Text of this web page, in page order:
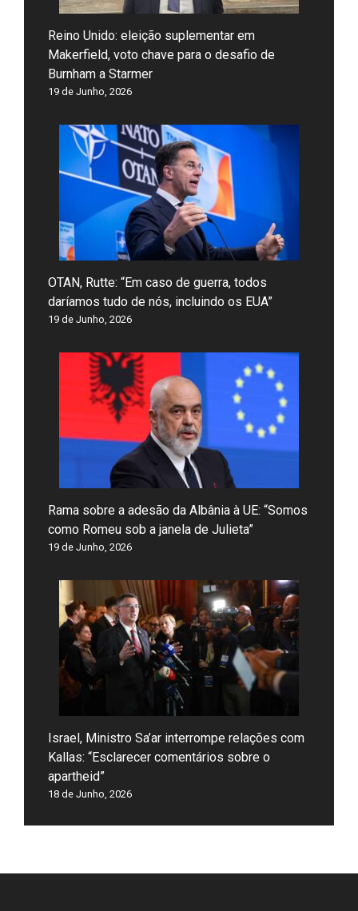
Reino Unido: eleição suplementar em
Makerfield, voto chave para o desafio de
Burnham a Starmer
19 de Junho, 2026
OTAN, Rutte: “Em caso de guerra, todos
daríamos tudo de nós, incluindo os EUA”
19 de Junho, 2026
Rama sobre a adesão da Albânia à UE: “Somos
como Romeu sob a janela de Julieta”
19 de Junho, 2026
Israel, Ministro Sa’ar interrompe relações com
Kallas: “Esclarecer comentários sobre o
apartheid”
18 de Junho, 2026